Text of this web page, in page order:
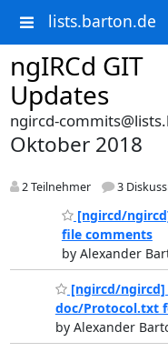
lists.barton.de
ngIRCd GIT
Updates
ngircd-
Oktober 2018
2 Teilnehmer 3
[ngircd/
file comments
by Alexander
[ngircd/ngircd]
doc/Protocol.txt
by Alexander